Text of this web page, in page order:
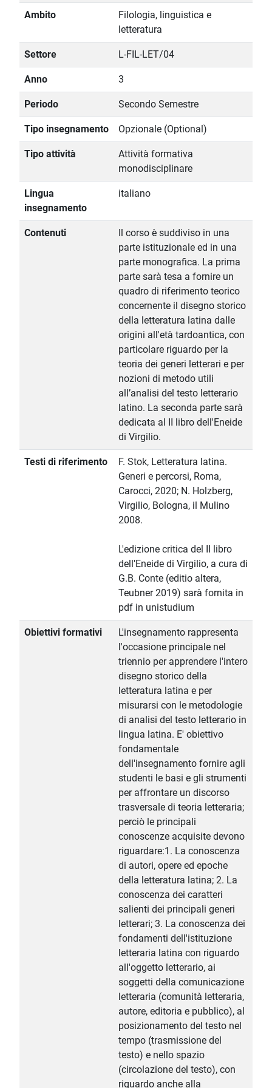
Ambito
Filologia, linguistica e
letteratura
Settore L-FIL-LET/04
Anno 3
Periodo Secondo Semestre
Tipo insegnamento Opzionale (Optional)
Tipo attività
Attività formativa
monodisciplinare
Lingua
insegnamento
italiano
Contenuti
Il corso è suddiviso in una
parte istituzionale ed in una
parte monografica. La prima
parte sarà tesa a fornire un
quadro di riferimento teorico
concernente il disegno storico
della letteratura latina dalle
origini all'età tardoantica, con
particolare riguardo per la
teoria dei generi letterari e per
nozioni di metodo utili
all’analisi del testo letterario
latino. La seconda parte sarà
dedicata al II libro dell'Eneide
di Virgilio.
Testi di riferimento
F. Stok, Letteratura latina.
Generi e percorsi, Roma,
Carocci, 2020; N. Holzberg,
Virgilio, Bologna, il Mulino
2008.
L'edizione critica del II libro
dell'Eneide di Virgilio, a cura di
G.B. Conte (editio altera,
Teubner 2019) sarà fornita in
pdf in unistudium
Obiettivi formativi
L'insegnamento rappresenta
l'occasione principale nel
triennio per apprendere l'intero
disegno storico della
letteratura latina e per
misurarsi con le metodologie
di analisi del testo letterario in
lingua latina. E' obiettivo
fondamentale
dell'insegnamento fornire agli
studenti le basi e gli strumenti
per affrontare un discorso
trasversale di teoria letteraria;
perciò le principali
conoscenze acquisite devono
riguardare:1. La conoscenza
di autori, opere ed epoche
della letteratura latina; 2. La
conoscenza dei caratteri
salienti dei principali generi
letterari; 3. La conoscenza dei
fondamenti dell'istituzione
letteraria latina con riguardo
all'oggetto letterario, ai
soggetti della comunicazione
letteraria (comunità letteraria,
autore, editoria e pubblico), al
posizionamento del testo nel
tempo (trasmissione del
testo) e nello spazio
(circolazione del testo), con
riguardo anche alla